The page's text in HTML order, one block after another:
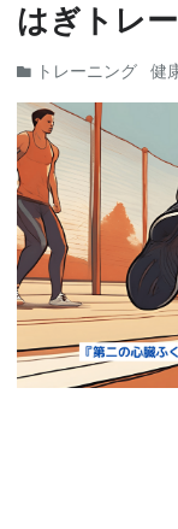
はぎトレ
トレーニング 健